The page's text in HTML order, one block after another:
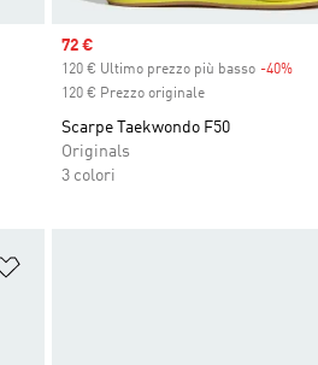
Sale price
72 €
120 € Ultimo prezzo più basso -40%
120 € Prezzo originale
Scarpe Taekwondo F50
Originals
3 colori